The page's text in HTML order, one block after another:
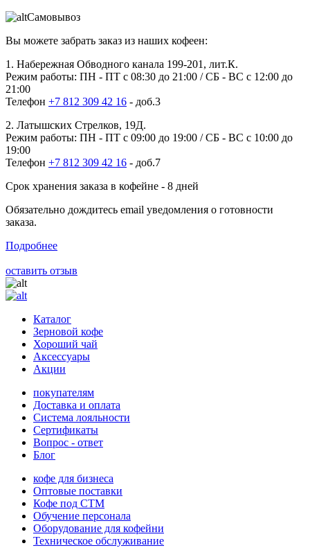
Самовывоз
Вы можете забрать заказ из наших кофеен:
1. Набережная Обводного канала 199-201, лит.К.
Режим работы: ПН - ПТ с 08:30 до 21:00 / СБ - ВС с 12:00 до
21:00
Телефон +7 812 309 42 16 - доб.3
2. Латышских Стрелков, 19Д.
Режим работы: ПН - ПТ с 09:00 до 19:00 / СБ - ВС с 10:00 до
19:00
Телефон +7 812 309 42 16 - доб.7
Срок хранения заказа в кофейне - 8 дней
Обязательно дождитесь email уведомления о готовности
заказа.
Подробнее
оставить отзыв
Каталог
Зерновой кофе
Хороший чай
Аксессуары
Акции
покупателям
Доставка и оплата
Система лояльности
Сертификаты
Вопрос - ответ
Блог
кофе для бизнеса
Оптовые поставки
Кофе под СТМ
Обучение персонала
Оборудование для кофейни
Техническое обслуживание